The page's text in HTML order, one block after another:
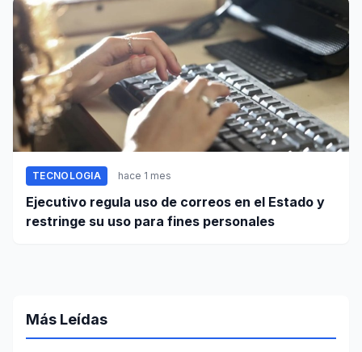
TECNOLOGIA hace 1 mes
Ejecutivo regula uso de correos en el Estado y
restringe su uso para fines personales
Más Leídas